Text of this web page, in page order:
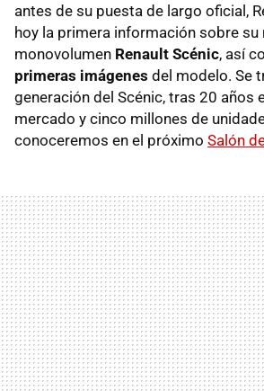
antes de su puesta de largo oficial,
hoy la primera información sobre su
monovolumen Renault Scénic, así
primeras imágenes del modelo. Se
generación del Scénic, tras 20 años
mercado y cinco millones de
conoceremos en el próximo Salón